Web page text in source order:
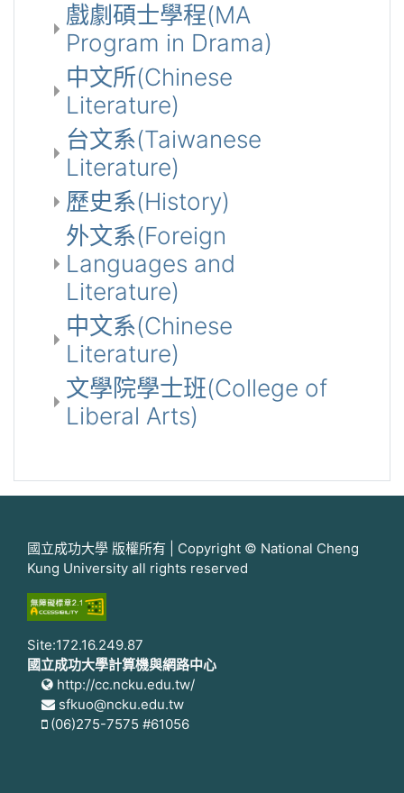
戲劇碩士學程(MA
Program in Drama)
中文所(Chinese
Literature)
台文系(Taiwanese
Literature)
歷史系(History)
外文系(Foreign
Languages and
Literature)
中文系(Chinese
Literature)
文學院學士班(College of
Liberal Arts)
國立成功大學 版權所有 | Copyright © National Cheng
Kung University all rights reserved
Site:172.16.249.87
國立成功大學計算機與網路中心
http://cc.ncku.edu.tw/
sfkuo@ncku.edu.tw
(06)275-7575 #61056